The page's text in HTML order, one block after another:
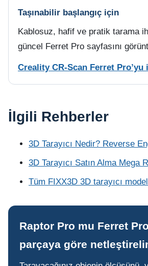
Taşınabilir başlangıç için
Kablosuz, hafif ve pratik tarama
güncel Ferret Pro sayfasını
Creality CR-Scan Ferret Pro’yu
İlgili Rehberler
3D Tarayıcı Nedir? Reverse
3D Tarayıcı Satın Alma Mega
Tüm FIXX3D 3D tarayıcı
Raptor Pro mu Ferret
parçaya göre